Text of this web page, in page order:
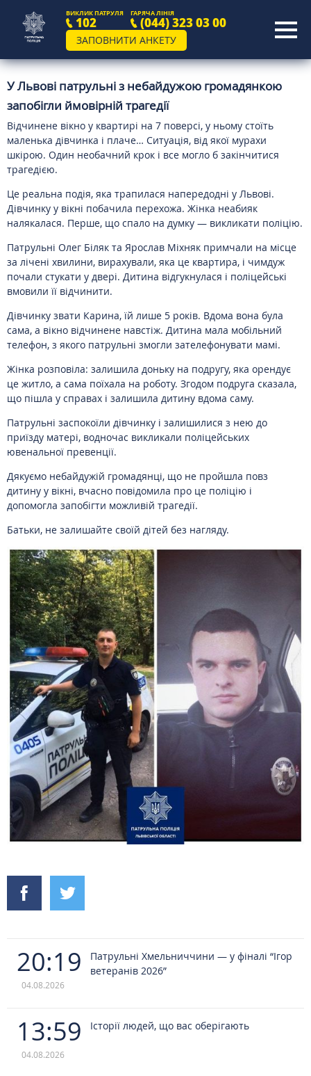
ВИКЛИК ПАТРУЛЯ
102
ГАРЯЧА ЛІНІЯ
(044) 323 03 00
ЗАПОВНИТИ АНКЕТУ
20:19
04.08.2026
Патрульні Хмельниччини — у фіналі “Ігор
ветеранів 2026”
13:59
04.08.2026
Історії людей, що вас оберігають
У Львові патрульні з небайдужою громадянкою
запобігли ймовірній трагедії
Відчинене вікно у квартирі на 7 поверсі, у ньому стоїть
маленька дівчинка і плаче… Ситуація, від якої мурахи
шкірою. Один необачний крок і все могло б закінчитися
трагедією.
Це реальна подія, яка трапилася напередодні у Львові.
Дівчинку у вікні побачила перехожа. Жінка неабияк
налякалася. Перше, що спало на думку — викликати поліцію.
Патрульні Олег Біляк та Ярослав Міхняк примчали на місце
за лічені хвилини, вирахували, яка це квартира, і чимдуж
почали стукати у двері. Дитина відгукнулася і поліцейські
вмовили її відчинити.
Дівчинку звати Карина, їй лише 5 років. Вдома вона була
сама, а вікно відчинене навстіж. Дитина мала мобільний
телефон, з якого патрульні змогли зателефонувати мамі.
Жінка розповіла: залишила доньку на подругу, яка орендує
це житло, а сама поїхала на роботу. Згодом подруга сказала,
що пішла у справах і залишила дитину вдома саму.
Патрульні заспокоїли дівчинку і залишилися з нею до
приїзду матері, водночас викликали поліцейських
ювенальної превенції.
Дякуємо небайдужій громадянці, що не пройшла повз
дитину у вікні, вчасно повідомила про це поліцію і
допомогла запобігти можливій трагедії.
Батьки, не залишайте своїй дітей без нагляду.